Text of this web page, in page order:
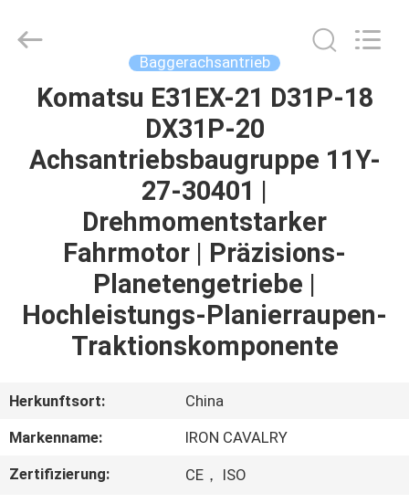
STARTSEITE
PRODUKTE
VIDEOS
SHOW
UNS
FABRIK
TOUR
Machinery
Baggerachsantrieb
Komatsu E31EX-21 D31P-18
DX31P-20
Achsantriebsbaugruppe 11Y-
27-30401 |
Drehmomentstarker
Fahrmotor | Präzisions-
Planetengetriebe |
Hochleistungs-Planierraupen-
Traktionskomponente
Herkunftsort:
China
Markenname:
IRON CAVALRY
Zertifizierung:
CE， ISO